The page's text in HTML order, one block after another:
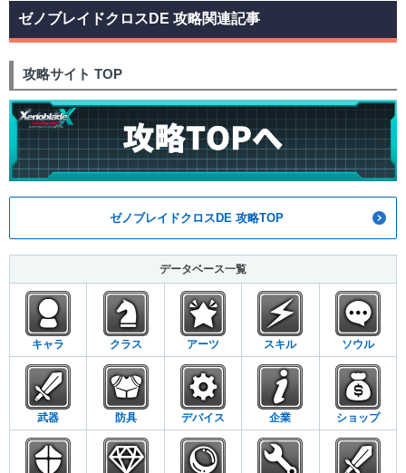
ゼノブレイドクロスDE 攻略関連記事
攻略サイト TOP
ゼノブレイドクロスDE 攻略TOP
データベース一覧
キャラ クラス アーツ スキル ソウル
武器 防具 デバイス 企業 ショップ